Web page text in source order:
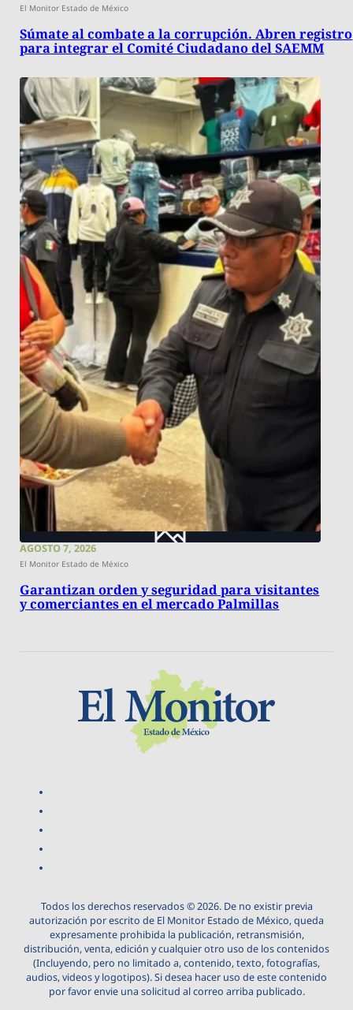
El Monitor Estado de México
Súmate al combate a la corrupción. Abren registro
para integrar el Comité Ciudadano del SAEMM
AGOSTO 7, 2026
El Monitor Estado de México
Garantizan orden y seguridad para visitantes
y comerciantes en el mercado Palmillas
Todos los derechos reservados © 2026. De no existir previa
autorización por escrito de El Monitor Estado de México, queda
expresamente prohibida la publicación, retransmisión,
distribución, venta, edición y cualquier otro uso de los contenidos
(Incluyendo, pero no limitado a, contenido, texto, fotografías,
audios, videos y logotipos). Si desea hacer uso de este contenido
por favor envie una solicitud al correo arriba publicado.